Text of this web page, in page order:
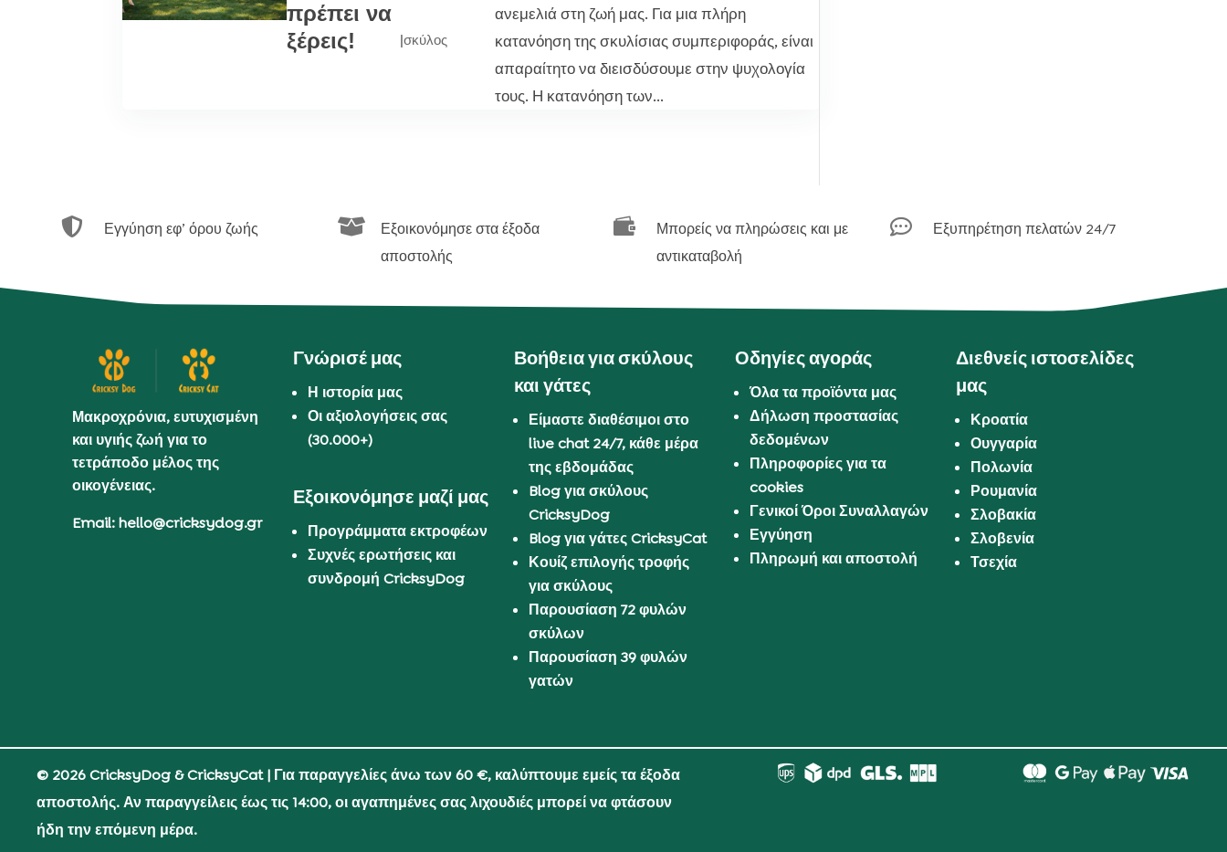
πρέπει να
ξέρεις!
|σκύλος
ανεμελιά στη ζωή μας. Για μια πλήρη
κατανόηση της σκυλίσιας συμπεριφοράς, είναι
απαραίτητο να διεισδύσουμε στην ψυχολογία
τους. Η κατανόηση των...
 Εγγύηση εφ’ όρου ζωής 
Εξοικονόμησε στα έξοδα
αποστολής

Μπορείς να πληρώσεις και με
αντικαταβολή
 Εξυπηρέτηση πελατών 24/7
Μακροχρόνια, ευτυχισμένη
και υγιής ζωή για το
τετράποδο μέλος της
οικογένειας.
Email: hello@cricksydog.gr
Γνώρισέ μας
Η ιστορία μας
Οι αξιολογήσεις σας
(30.000+)
Εξοικονόμησε μαζί μας
Προγράμματα εκτροφέων
Συχνές ερωτήσεις και
συνδρομή CricksyDog
Βοήθεια για σκύλους
και γάτες
Είμαστε διαθέσιμοι στο
live chat 24/7, κάθε μέρα
της εβδομάδας
Blog για σκύλους
CricksyDog
Blog για γάτες CricksyCat
Κουίζ επιλογής τροφής
για σκύλους
Παρουσίαση 72 φυλών
σκύλων
Παρουσίαση 39 φυλών
γατών
Οδηγίες αγοράς
Όλα τα προϊόντα μας
Δήλωση προστασίας
δεδομένων
Πληροφορίες για τα
cookies
Γενικοί Όροι Συναλλαγών
Εγγύηση
Πληρωμή και αποστολή
Διεθνείς ιστοσελίδες
μας
Κροατία
Ουγγαρία
Πολωνία
Ρουμανία
Σλοβακία
Σλοβενία
Τσεχία
© 2026 CricksyDog & CricksyCat| Για παραγγελίες άνω των 60 €, καλύπτουμε εμείς τα έξοδα
αποστολής. Αν παραγγείλεις έως τις 14:00, οι αγαπημένες σας λιχουδιές μπορεί να φτάσουν
ήδη την επόμενη μέρα.